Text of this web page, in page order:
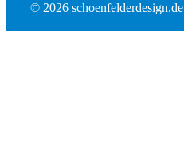
© 2026 schoenfelderdesign.de